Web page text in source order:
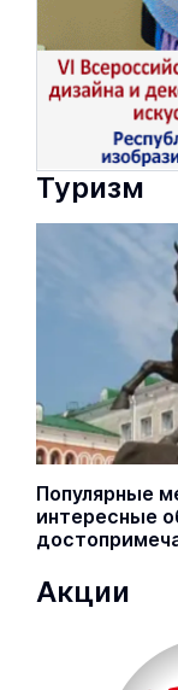
Туризм
Популярные
интересные
Акции